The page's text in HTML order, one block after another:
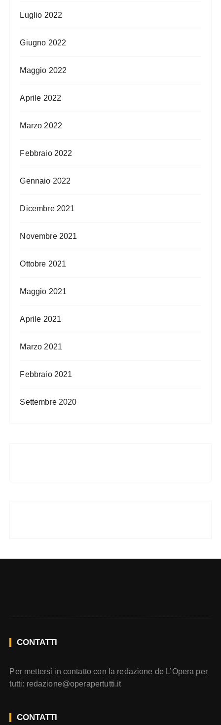
Luglio 2022
Giugno 2022
Maggio 2022
Aprile 2022
Marzo 2022
Febbraio 2022
Gennaio 2022
Dicembre 2021
Novembre 2021
Ottobre 2021
Maggio 2021
Aprile 2021
Marzo 2021
Febbraio 2021
Settembre 2020
CONTATTI
Per mettersi in contatto con la redazione de L’Opera per
tutti: redazione@operapertutti.it
CONTATTI